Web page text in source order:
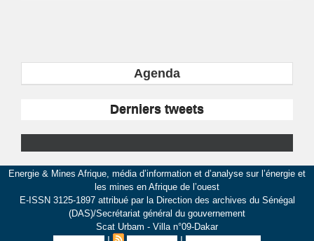
Agenda
Derniers tweets
Energie & Mines Afrique, média d’information et d’analyse sur l’énergie et
les mines en Afrique de l’ouest
E-ISSN 3125-1897 attribué par la Direction des archives du Sénégal
(DAS)/Secrétariat général du gouvernement
Scat Urbam - Villa n°09-Dakar